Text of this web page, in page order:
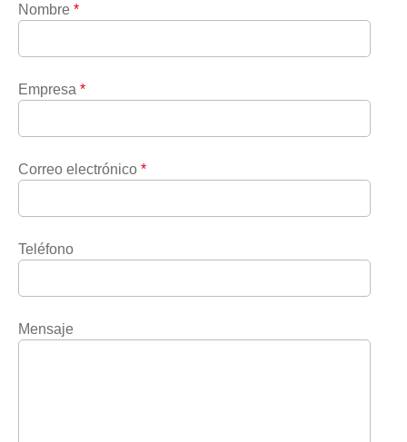
Nombre *
Empresa *
Correo electrónico *
Teléfono
Mensaje